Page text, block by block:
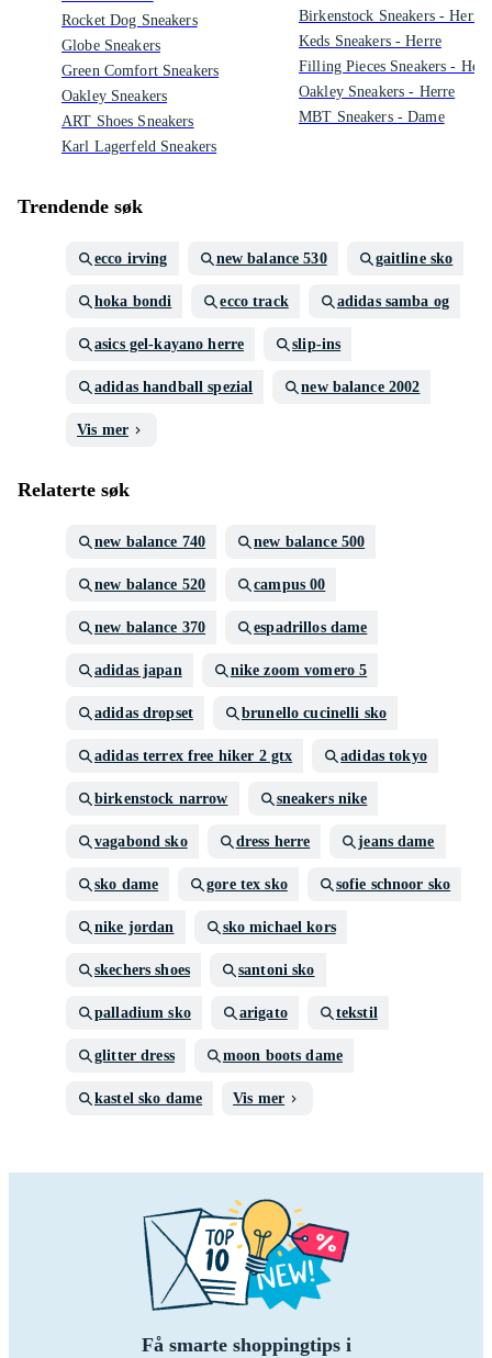
Rocket Dog Sneakers
Globe Sneakers
Green Comfort Sneakers
Oakley Sneakers
ART Shoes Sneakers
Karl Lagerfeld Sneakers
Birkenstock Sneakers - Herre
Keds Sneakers - Herre
Filling Pieces Sneakers -
Oakley Sneakers - Herre
MBT Sneakers - Dame
Trendende søk
ecco irving new balance 530 gaitline sko
hoka bondi ecco track adidas samba og
asics gel-kayano herre slip-ins
adidas handball spezial new balance 2002
Vis mer
Relaterte søk
new balance 740 new balance 500
new balance 520 campus 00
new balance 370 espadrillos dame
adidas japan nike zoom vomero 5
adidas dropset brunello cucinelli sko
adidas terrex free hiker 2 gtx adidas tokyo
birkenstock narrow sneakers nike
vagabond sko dress herre jeans dame
sko dame gore tex sko sofie schnoor sko
nike jordan sko michael kors
skechers shoes santoni sko
palladium sko arigato tekstil
glitter dress moon boots dame
kastel sko dame Vis mer
Få smarte shoppingtips i